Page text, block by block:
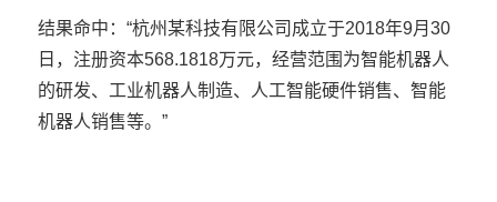
结果命中：“杭州某科技有限公司成立于2018年9月30
日，注册资本568.1818万元，经营范围为智能机器人
的研发、工业机器人制造、人工智能硬件销售、智能
机器人销售等。”